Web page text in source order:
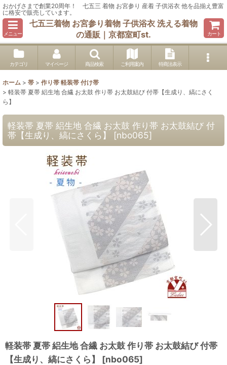
おかげさまで創業20周年！ 七五三 着物 お宮参り 産着 子供浴衣 他を品揃え豊富
に格安で販売しています。
メニュー
七五三着物 お宮参り着物 子供浴衣 洗える着物
の通販｜京都室町st.
カート
カテゴリ マイページ 商品検索 ご利用案内 特商法表示
ホーム > 帯 > 作り帯 軽装帯 付け帯
> 軽装帯 夏帯 絽生地 合繊 お太鼓 作り帯 お太鼓結び 付帯【生成り、縞にさく
ら】
軽装帯 夏帯 絽生地 合繊 お太鼓 作り帯 お太鼓結び 付
帯【生成り、縞にさくら】
[nbo065]
軽装帯 夏帯 絽生地 合繊 お太鼓 作り帯 お太鼓結び 付帯
【生成り、縞にさくら】
[nbo065]